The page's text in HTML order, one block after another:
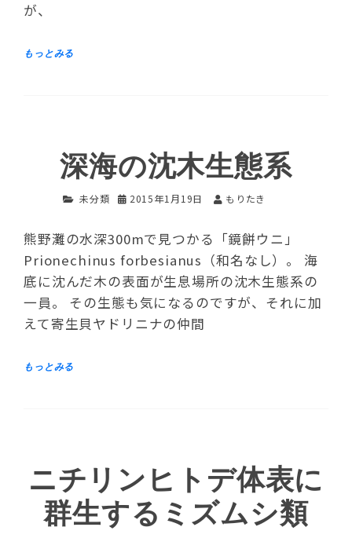
が、
深海の沈木生態系
未分類 2015年1月19日 もりたき
熊野灘の水深300mで見つかる「鏡餅ウニ」
Prionechinus forbesianus（和名なし）。 海
底に沈んだ木の表面が生息場所の沈木生態系の
一員。 その生態も気になるのですが、それに加
えて寄生貝ヤドリニナの仲間
ニチリンヒトデ体表に
群生するミズムシ類